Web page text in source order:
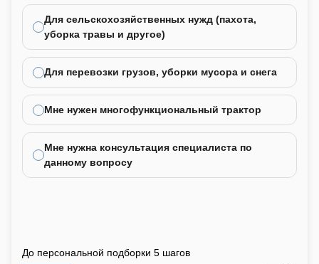
Для сельскохозяйственных нужд (пахота,
уборка травы и другое)
Для перевозки грузов, уборки мусора и снега
Мне нужен многофункциональный трактор
Мне нужна консультация специалиста по
данному вопросу
До персональной подборки 5 шагов